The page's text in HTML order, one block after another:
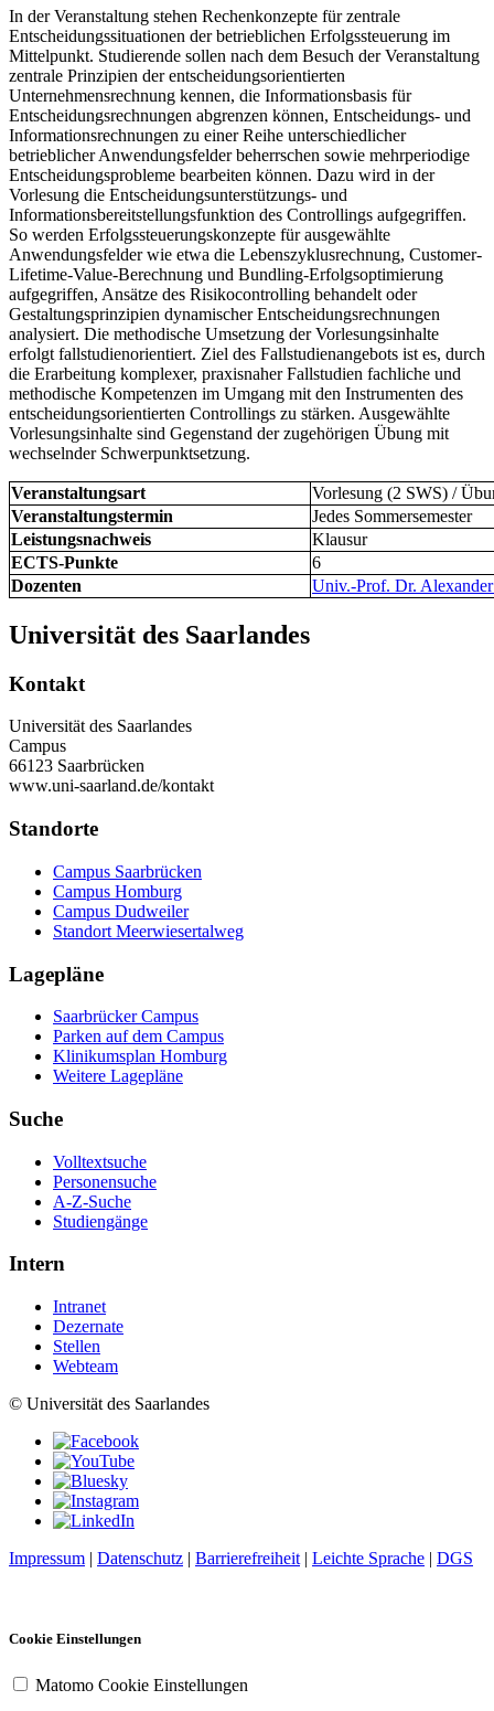
In der Veranstaltung stehen Rechenkonzepte für zentrale
Entscheidungssituationen der betrieblichen Erfolgssteuerung im
Mittelpunkt. Studierende sollen nach dem Besuch der Veranstaltung
zentrale Prinzipien der entscheidungsorien­tierten
Unternehmensrechnung kennen, die Informationsbasis für
Entscheidungsrechnun­gen abgrenzen können, Entscheidungs- und
Informationsrechnungen zu einer Reihe unterschiedlicher
betrieblicher Anwendungsfelder beherrschen sowie mehrperiodige
Ent­scheidungsprobleme bearbeiten können. Dazu wird in der
Vorlesung die Entscheidungs­unterstützungs- und
Informationsbereitstellungsfunktion des Controllings aufgegriffen.
So werden Erfolgssteuerungskonzepte für ausgewählte
Anwendungsfelder wie etwa die Lebenszyklusrechnung, Customer-
Lifetime-Value-Berechnung und Bundling-Erfolgs­opti­mierung
aufgegriffen, Ansätze des Risikocontrolling behandelt oder
Gestaltungsprinzipien dynamischer Entscheidungsrechnungen
analysiert. Die methodische Umsetzung der Vorlesungsinhalte
erfolgt fallstudienorientiert. Ziel des Fallstudienangebots ist es, durch
die Erarbeitung komplexer, praxisnaher Fallstudien fachliche und
methodische Kompetenzen im Umgang mit den Instrumenten des
entscheidungsorientierten Controllings zu stärken. Ausgewählte
Vorlesungsinhalte sind Gegenstand der zugehörigen Übung mit
wechselnder Schwerpunktsetzung.
Veranstaltungsart
Vorlesung (2 SWS) /
Veranstaltungstermin
Jedes Sommersemester
Leistungsnachweis
Klausur
ECTS-Punkte
6
Dozenten
Univ.-Prof. Dr.
Universität des Saarlandes
Kontakt
Universität des Saarlandes
Campus
66123 Saarbrücken
www.uni-saarland.de/kontakt
Standorte
Campus Saarbrücken
Campus Homburg
Campus Dudweiler
Standort Meerwiesertalweg
Lagepläne
Saarbrücker Campus
Parken auf dem Campus
Klinikumsplan Homburg
Weitere Lagepläne
Suche
Volltextsuche
Personensuche
A-Z-Suche
Studiengänge
Intern
Intranet
Dezernate
Stellen
Webteam
© Universität des Saarlandes
Impressum | Datenschutz | Barrierefreiheit | Leichte Sprache | DGS
Cookie Einstellungen
Matomo Cookie Einstellungen